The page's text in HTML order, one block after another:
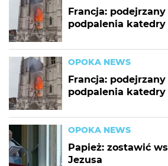
Francja: podejrzany
podpalenia katedry
OPOKA NEWS
Francja: podejrzany
podpalenia katedry
OPOKA NEWS
Papież: zostawić
Jezusa